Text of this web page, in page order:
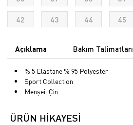
42 43 44 45
Açıklama Bakım Talimatları
% 5 Elastane % 95 Polyester
Sport Collection
Menşei: Çin
ÜRÜN HİKAYESİ